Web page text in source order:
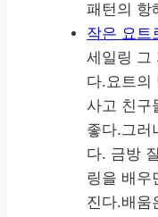
패턴의
작은 요트
세일링 그
다.요트의
사고 친구
좋다.그러
다. 금방
링을 배우
진다.배움